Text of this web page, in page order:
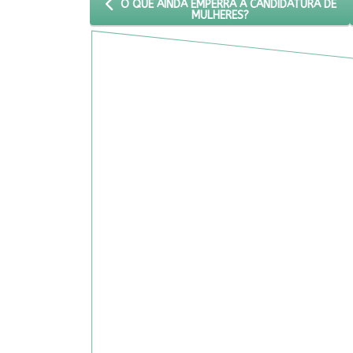
ARTIGO ANTERIOR: O QUE AINDA EMPERRA A
O QUE AINDA EMPERRA A CANDIDATURA DE
MULHERES?